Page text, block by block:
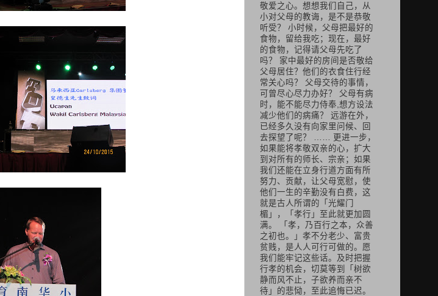
敬爱之心。想想我们自己，从
小对父母的教诲，是不是恭敬
听受？ 小时候，父母把最好的
食物，留给我吃；现在，最好
的食物，记得请父母先吃了
吗？ 家中最好的房间是否敬给
父母居住？他们的衣食住行经
常关心吗？ 父母交待的事情，
可曾尽心尽力办好？ 父母有病
时，能不能尽力侍奉,想方设法
减少他们的病痛？ 远游在外，
已经多久没有向家里问候、回
去探望了呢？ …… 更进一步，
如果能将孝敬双亲的心，扩大
到对所有的师长、宗亲；如果
我们还能在立身行道方面有所
努力、贡献，让父母宽慰，使
他们一生的辛勤没有白费，这
就是古人所谓的「光耀门
楣」，「孝行」至此就更加圆
满。 「孝，乃百行之本，众善
之初也。」孝不分老少、富贵
贫贱，是人人可行可做的。愿
我们能牢记这些话。及时把握
行孝的机会，切莫等到「树欲
静而风不止，子欲养而亲不
待」的悲恸，至此追悔已迟。